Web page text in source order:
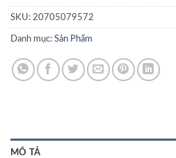
SKU: 20705079572
Danh mục: Sản Phẩm
MÔ TẢ